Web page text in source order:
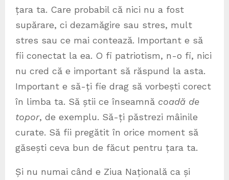
țara ta. Care probabil că nici nu a fost
supărare, ci dezamăgire sau stres, mult
stres sau ce mai contează. Important e să
fii conectat la ea. O fi patriotism, n-o fi, nici
nu cred că e important să răspund la asta.
Important e să-ți fie drag să vorbești corect
în limba ta. Să știi ce înseamnă coadă de
topor, de exemplu. Să-ți păstrezi mâinile
curate. Să fii pregătit în orice moment să
găsești ceva bun de făcut pentru țara ta.
Și nu numai când e Ziua Națională ca și